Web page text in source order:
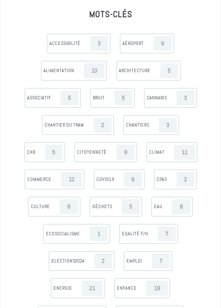
MOTS-CLÉS
ACCESSIBILITÉ 3 AÉROPORT 9
ALIMENTATION 13 ARCHITECTURE 5
ASSOCIATIF 5 BRUIT 5 CANNABIS 3
CHANTIER DU TRAM 2 CHANTIERS 3
CHB 5 CITOYENNETÉ 9 CLIMAT 11
COMMERCE 12 COVID19 6 CPAS 2
CULTURE 6 DÉCHETS 5 EAU 8
ECOSOCIALISME 1 EGALITÉ F/H 7
ELECTIONS2024 2 EMPLOI 7
ENERGIE 21 ENFANCE 19